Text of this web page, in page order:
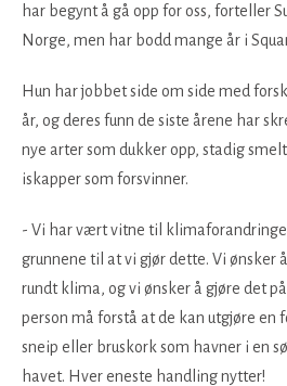
har begynt å gå opp for oss, forteller
Norge, men har bodd mange år i
Hun har jobbet side om side med
år, og deres funn de siste årene har
nye arter som dukker opp, stadig
iskapper som forsvinner.
- Vi har vært vitne til
grunnene til at vi gjør dette. Vi ønsker
rundt klima, og vi ønsker å gjøre det
person må forstå at de kan utgjøre en
sneip eller bruskork som havner i en
havet. Hver eneste handling nytter!